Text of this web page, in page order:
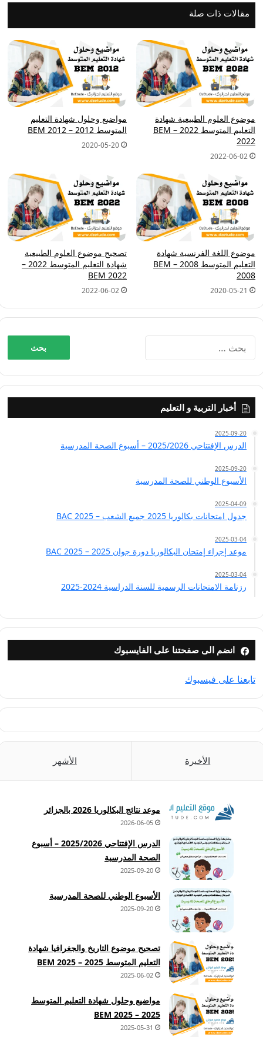
مقالات ذات صلة
موضوع العلوم الطبيعية شهادة
التعليم المتوسط 2022 – BEM
2022
2022-06-02
مواضيع وحلول شهادة التعليم
المتوسط 2012 – BEM 2012
2020-05-20
موضوع اللغة الفرنسية شهادة
التعليم المتوسط 2008 – BEM
2008
2020-05-21
تصحيح موضوع العلوم الطبيعية
شهادة التعليم المتوسط 2022 –
BEM 2022
2022-06-02
عن:
أخبار التربية و التعليم
2025-09-20
الدرس الإفتتاحي 2025/2026 – أسبوع الصحة المدرسية
2025-09-20
الأسبوع الوطني للصحة المدرسية
2025-04-09
جدول امتحانات بكالوريا 2025 جميع الشعب – BAC 2025
2025-03-04
موعد إجراء إمتحان البكالوريا دورة جوان 2025 – BAC 2025
2025-03-04
رزنامة الامتحانات الرسمية للسنة الدراسية 2024-2025
انضم الى صفحتنا على الفايسبوك
تابعنا على فيسبوك
الأخيرة الأشهر
موعد نتائج البكالوريا 2026 بالجزائر
2026-06-05
الدرس الإفتتاحي 2025/2026 – أسبوع
الصحة المدرسية
2025-09-20
الأسبوع الوطني للصحة المدرسية
2025-09-20
تصحيح موضوع التاريخ والجغرافيا شهادة
التعليم المتوسط 2025 – BEM 2025
2025-06-02
مواضيع وحلول شهادة التعليم المتوسط
2025 – BEM 2025
2025-05-31